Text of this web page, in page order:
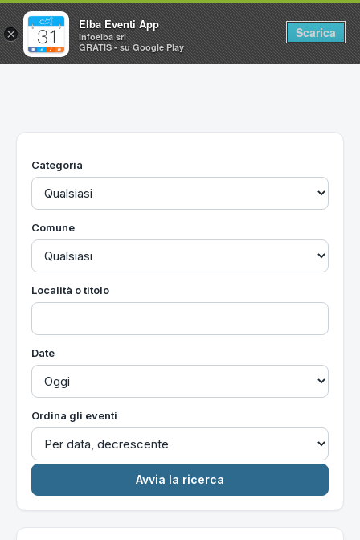
Home
Utilità
Categoria
Comune
Località o titolo
Date
Ordina gli eventi
×
Elba Eventi App
Infoelba srl
GRATIS - su Google Play
Scarica